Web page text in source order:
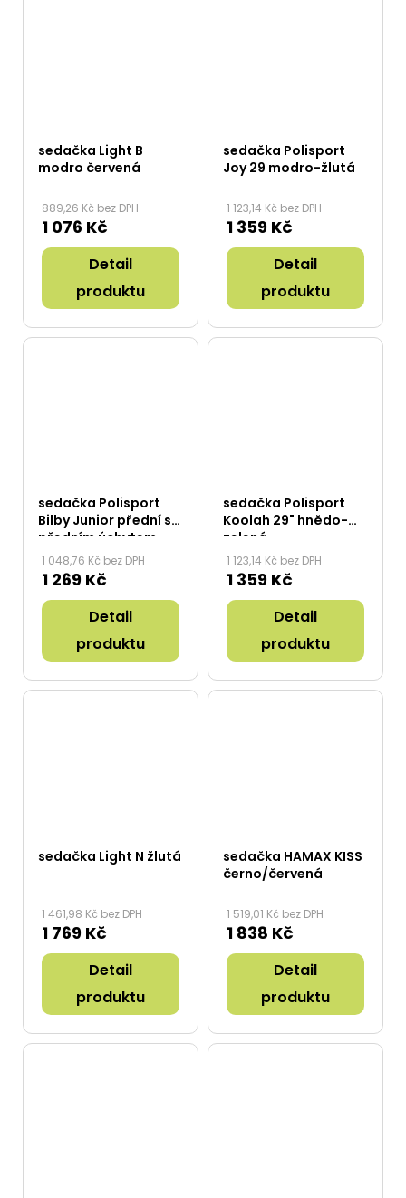
sedačka Light B
modro červená
889,26 Kč bez DPH
1 076 Kč
Detail
produktu
sedačka Polisport
Joy 29 modro-žlutá
1 123,14 Kč bez DPH
1 359 Kč
Detail
produktu
sedačka Polisport
Bilby Junior přední s
předním úchytem
krémovo-hnědá
1 048,76 Kč bez DPH
1 269 Kč
Detail
produktu
sedačka Polisport
Koolah 29" hnědo-
zelená
1 123,14 Kč bez DPH
1 359 Kč
Detail
produktu
sedačka Light N žlutá
1 461,98 Kč bez DPH
1 769 Kč
Detail
produktu
sedačka HAMAX KISS
černo/červená
1 519,01 Kč bez DPH
1 838 Kč
Detail
produktu